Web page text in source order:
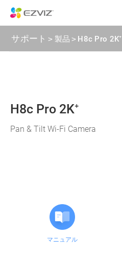
サポート > 製品 > H8c Pro 2K⁺
H8c Pro 2K⁺
Pan & Tilt Wi-Fi Camera
マニュアル